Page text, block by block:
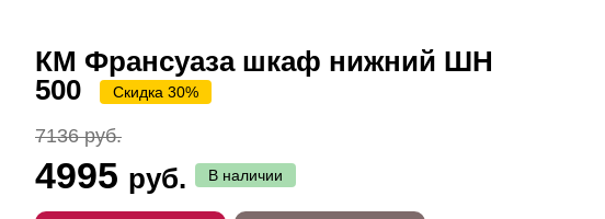
КМ Франсуаза шкаф нижний ШН
500
Скидка 30%
7136 руб.
4995 руб. В наличии